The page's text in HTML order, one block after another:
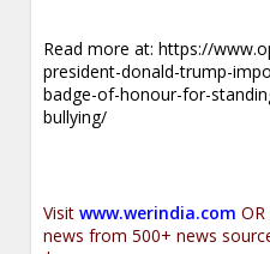
Read more at:https://
president-donald-trump-
badge-of-honour-for-
bullying/
Visitwww.werindia.com OR
news from 500+ news